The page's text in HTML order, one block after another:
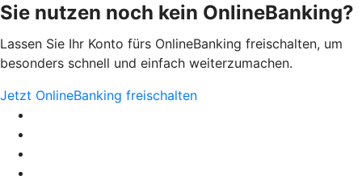
Sie nutzen noch kein OnlineBanking?
Lassen Sie Ihr Konto fürs OnlineBanking freischalten, um
besonders schnell und einfach weiterzumachen.
Jetzt OnlineBanking freischalten